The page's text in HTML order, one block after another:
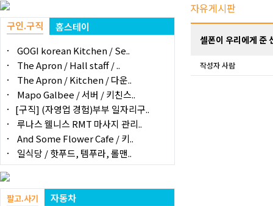
구인.구직
홈스테이
GOGI korean Kitchen / Se..
The Apron / Hall staff / ..
The Apron / Kitchen / 다운..
Mapo Galbee / 서버 / 키친스..
[구직] (자영업 경험)부부 일자리구..
루나스 웰니스 RMT 마사지 관리..
And Some Flower Cafe / 키..
일식당 / 핫푸드, 템푸라, 롤맨..
팔고.사기
자동차
자유게시판
셀폰이 우리에게 준
작성자사람